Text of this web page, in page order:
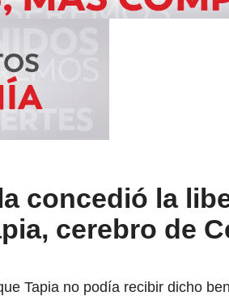
concedió la
cerebro de
Tapia no podía recibir dicho